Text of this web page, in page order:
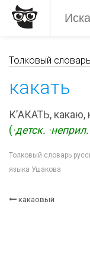
Толковый
какать
К’АКАТЬ, какаю,
( ·детск. ·неприл.
Толковый словарь
языка Ушакова
какаовый